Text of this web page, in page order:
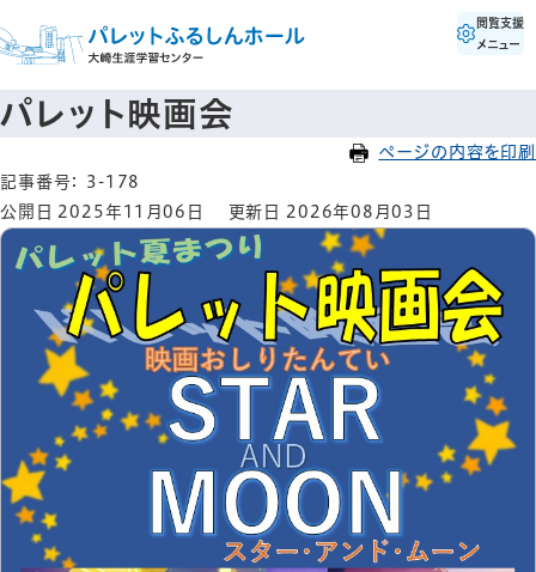
閲覧支援
メニュー
パレット映画会
ページの内容を印刷
記事番号： 3-178
公開日 2025年11月06日
更新日 2026年08月03日